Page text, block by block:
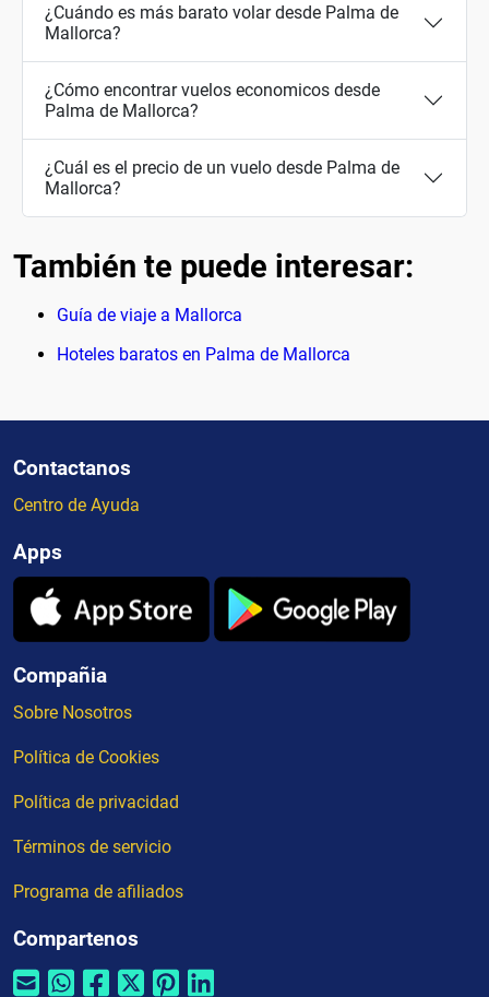
¿Cuándo es más barato volar desde Palma de
Mallorca?
¿Cómo encontrar vuelos economicos desde
Palma de Mallorca?
¿Cuál es el precio de un vuelo desde Palma de
Mallorca?
También te puede interesar:
Guía de viaje a Mallorca
Hoteles baratos en Palma de Mallorca
Contactanos
Centro de Ayuda
Apps
Compañia
Sobre Nosotros
Política de Cookies
Política de privacidad
Términos de servicio
Programa de afiliados
Compartenos